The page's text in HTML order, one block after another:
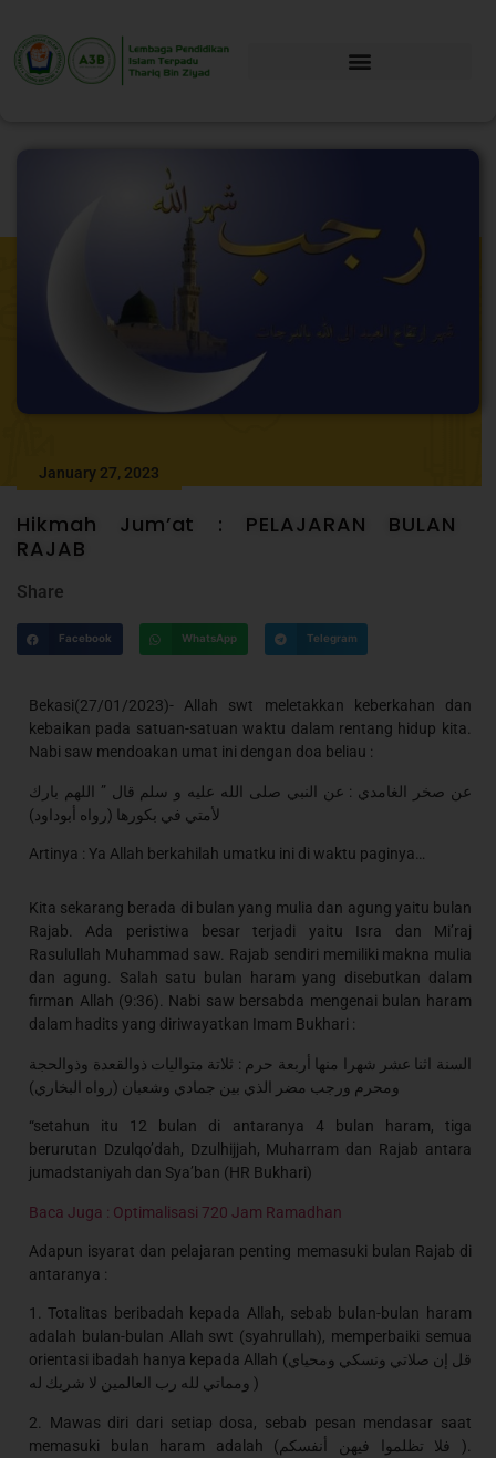
January 27, 2023
Hikmah Jum’at : PELAJARAN BULAN
RAJAB
Share
Facebook WhatsApp Telegram
Bekasi(27/01/2023)- Allah swt meletakkan keberkahan dan
kebaikan pada satuan-satuan waktu dalam rentang hidup kita.
Nabi saw mendoakan umat ini dengan doa beliau :
عن صخر الغامدي : عن النبي صلى الله عليه و سلم قال ” اللهم بارك
لأمتي في بكورها (رواه أبوداود)
Artinya : Ya Allah berkahilah umatku ini di waktu paginya…
Kita sekarang berada di bulan yang mulia dan agung yaitu bulan
Rajab. Ada peristiwa besar terjadi yaitu Isra dan Mi’raj
Rasulullah Muhammad saw. Rajab sendiri memiliki makna mulia
dan agung. Salah satu bulan haram yang disebutkan dalam
firman Allah (9:36). Nabi saw bersabda mengenai bulan haram
dalam hadits yang diriwayatkan Imam Bukhari :
السنة اثنا عشر شهرا منها أربعة حرم : ثلاتة متواليات ذوالقعدة وذوالحجة
ومحرم ورجب مضر الذي بين جمادي وشعبان (رواه البخاري)
“setahun itu 12 bulan di antaranya 4 bulan haram, tiga
berurutan Dzulqo’dah, Dzulhijjah, Muharram dan Rajab antara
jumadstaniyah dan Sya’ban (HR Bukhari)
Baca Juga : Optimalisasi 720 Jam Ramadhan
Adapun isyarat dan pelajaran penting memasuki bulan Rajab di
antaranya :
1. Totalitas beribadah kepada Allah, sebab bulan-bulan haram
adalah bulan-bulan Allah swt (syahrullah), memperbaiki semua
orientasi ibadah hanya kepada Allah (قل إن صلاتي ونسكي ومحياي
ومماتي لله رب العالمين لا شريك له )
2. Mawas diri dari setiap dosa, sebab pesan mendasar saat
memasuki bulan haram adalah (فلا تظلموا فيهن أنفسكم ).